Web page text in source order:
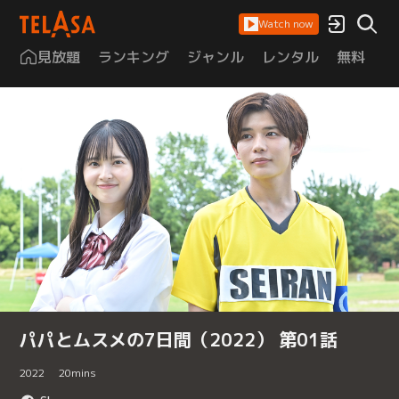
Watch now
見放題 ランキング ジャンル レンタル 無料
パパとムスメの7日間（2022） 第01話
2022 20mins